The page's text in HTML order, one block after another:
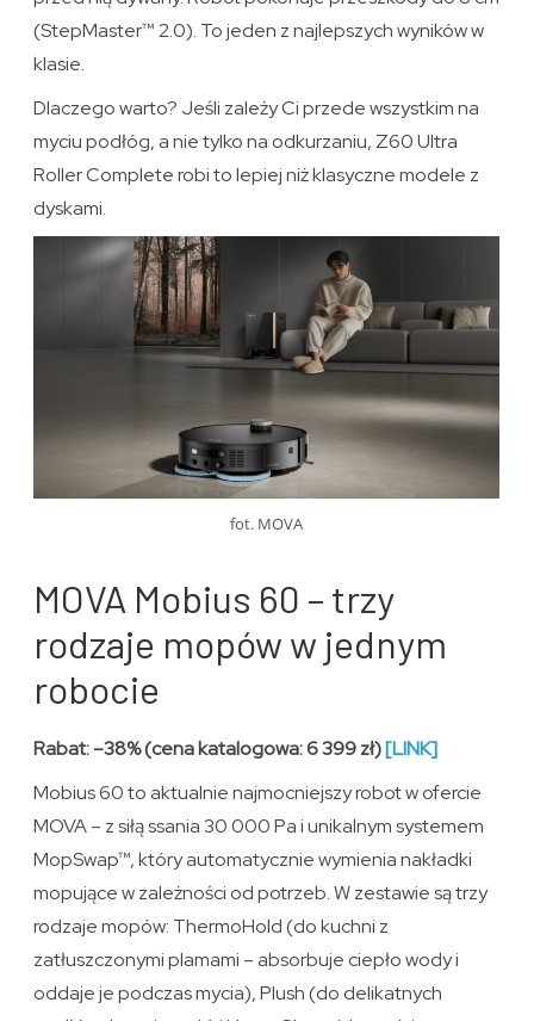
(StepMaster™ 2.0). To jeden z najlepszych wyników w
klasie.
Dlaczego warto? Jeśli zależy Ci przede wszystkim na
myciu podłóg, a nie tylko na odkurzaniu, Z60 Ultra
Roller Complete robi to lepiej niż klasyczne modele z
dyskami.
fot. MOVA
MOVA Mobius 60 – trzy
rodzaje mopów w jednym
robocie
Rabat: –38% (cena katalogowa: 6 399 zł)[LINK]
Mobius 60 to aktualnie najmocniejszy robot w ofercie
MOVA – z siłą ssania 30 000 Pa i unikalnym systemem
MopSwap™, który automatycznie wymienia nakładki
mopujące w zależności od potrzeb. W zestawie są trzy
rodzaje mopów: ThermoHold (do kuchni z
zatłuszczonymi plamami – absorbuje ciepło wody i
oddaje je podczas mycia), Plush (do delikatnych